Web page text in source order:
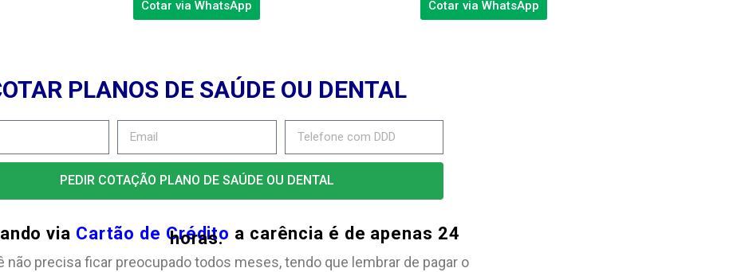
Cotar via WhatsApp Cotar via WhatsApp
PLANOS DE SAÚDE OU DENTAL
PEDIR COTAÇÃO PLANO DE SAÚDE OU DENTAL
via Cartão de Crédito a carência é de apenas 24
horas.
não precisa ficar preocupado todos meses, tendo que lembrar de pagar o